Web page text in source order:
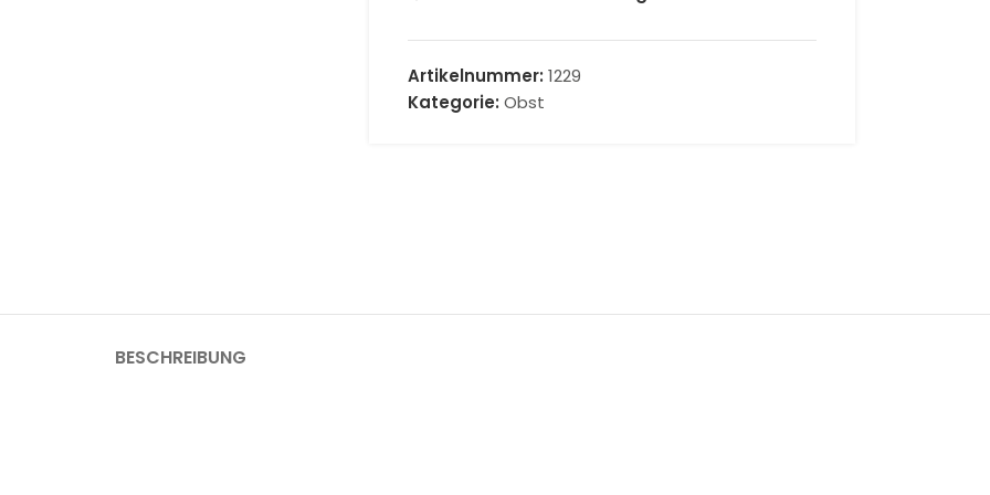
Artikelnummer:1229
Kategorie: Obst
BESCHREIBUNG